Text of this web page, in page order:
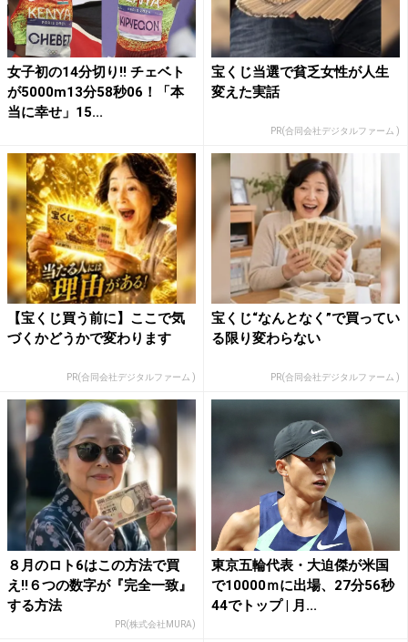
女子初の14分切り!! チェベト
が5000m13分58秒06！「本
当に幸せ」15...
宝くじ当選で貧乏女性が人生
変えた実話
PR(合同会社デジタルファーム )
【宝くじ買う前に】ここで気
づくかどうかで変わります
PR(合同会社デジタルファーム )
宝くじ“なんとなく”で買ってい
る限り変わらない
PR(合同会社デジタルファーム )
８月のロト6はこの方法で買
え!!６つの数字が『完全一致』
する方法
PR(株式会社MURA)
東京五輪代表・大迫傑が米国
で10000ｍに出場、27分56秒
44でトップ | 月...